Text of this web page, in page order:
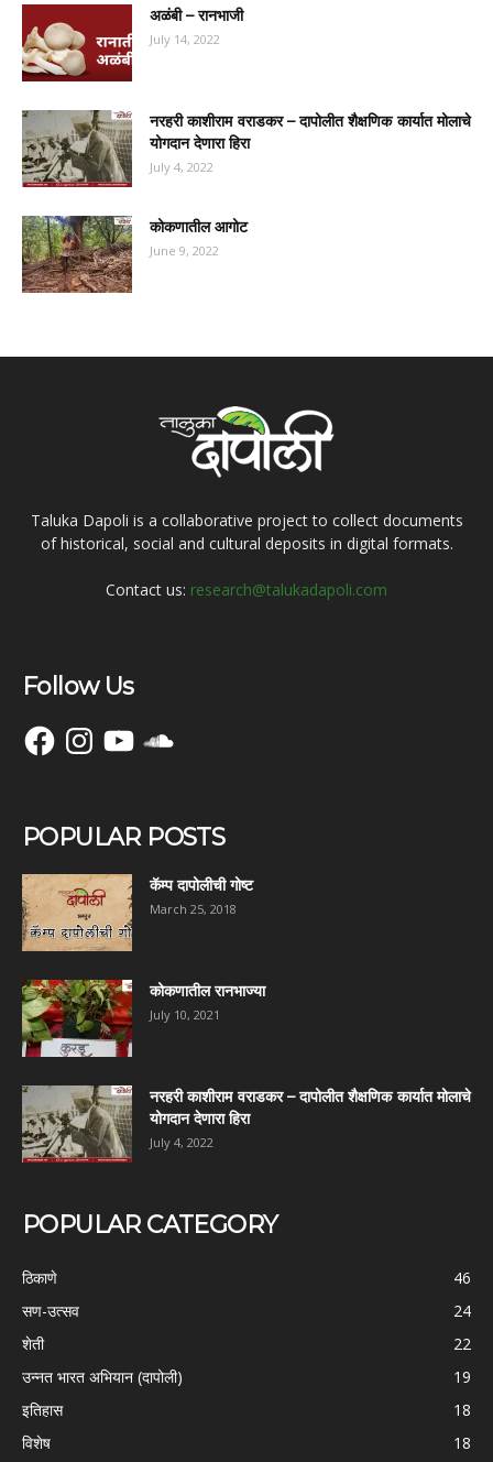
अळंबी – रानभाजी
July 14, 2022
नरहरी काशीराम वराडकर – दापोलीत शैक्षणिक कार्यात मोलाचे
योगदान देणारा हिरा
July 4, 2022
कोकणातील आगोट
June 9, 2022
Taluka Dapoli is a collaborative project to collect documents
of historical, social and cultural deposits in digital formats.
Contact us: research@talukadapoli.com
Follow Us
FacebookInstagramYouTubeSoundCloud
POPULAR POSTS
कॅम्प दापोलीची गोष्ट
March 25, 2018
कोकणातील रानभाज्या
July 10, 2021
नरहरी काशीराम वराडकर – दापोलीत शैक्षणिक कार्यात मोलाचे
योगदान देणारा हिरा
July 4, 2022
POPULAR CATEGORY
ठिकाणे
46
सण-उत्सव
24
शेती
22
उन्नत भारत अभियान (दापोली)
19
इतिहास
18
विशेष
18